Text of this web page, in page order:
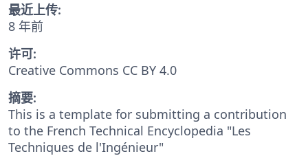
最近上传:
8 年前
许可:
Creative Commons CC BY 4.0
摘要:
This is a template for submitting a contribution
to the French Technical Encyclopedia "Les
Techniques de l'Ingénieur"